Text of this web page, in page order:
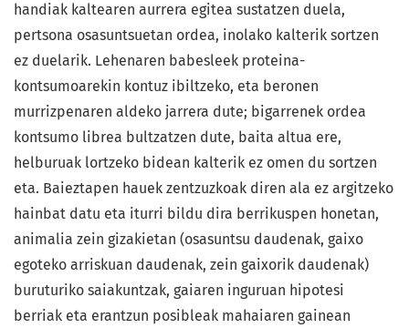
handiak kaltearen aurrera egitea sustatzen duela,
pertsona osasuntsuetan ordea, inolako kalterik sortzen
ez duelarik. Lehenaren babesleek proteina-
kontsumoarekin kontuz ibiltzeko, eta beronen
murrizpenaren aldeko jarrera dute; bigarrenek ordea
kontsumo librea bultzatzen dute, baita altua ere,
helburuak lortzeko bidean kalterik ez omen du sortzen
eta. Baieztapen hauek zentzuzkoak diren ala ez argitzeko
hainbat datu eta iturri bildu dira berrikuspen honetan,
animalia zein gizakietan (osasuntsu daudenak, gaixo
egoteko arriskuan daudenak, zein gaixorik daudenak)
buruturiko saiakuntzak, gaiaren inguruan hipotesi
berriak eta erantzun posibleak mahaiaren gainean